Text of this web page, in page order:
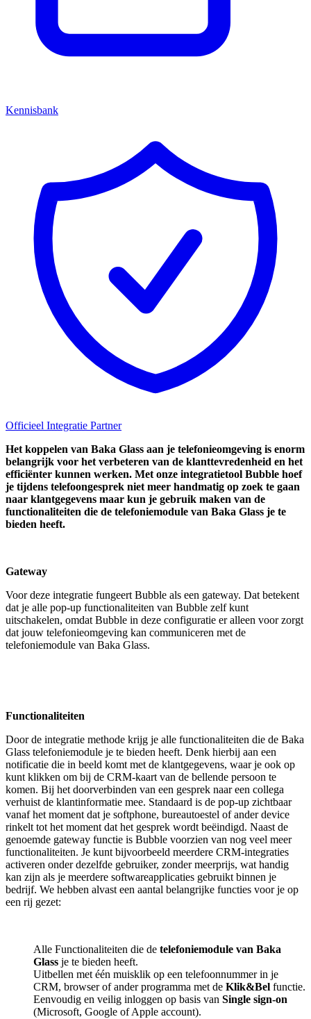
Kennisbank
Officieel Integratie Partner
Het koppelen van Baka Glass aan je telefonieomgeving is enorm
belangrijk voor het verbeteren van de klanttevredenheid en het
efficiënter kunnen werken. Met onze integratietool Bubble hoef
je tijdens telefoongesprek niet meer handmatig op zoek te gaan
naar klantgegevens maar kun je gebruik maken van de
functionaliteiten die de telefoniemodule van Baka Glass je te
bieden heeft.
Gateway
Voor deze integratie fungeert Bubble als een gateway. Dat betekent
dat je alle pop-up functionaliteiten van Bubble zelf kunt
uitschakelen, omdat Bubble in deze configuratie er alleen voor zorgt
dat jouw telefonieomgeving kan communiceren met de
telefoniemodule van Baka Glass.
Functionaliteiten
Door de integratie methode krijg je alle functionaliteiten die de Baka
Glass telefoniemodule je te bieden heeft. Denk hierbij aan een
notificatie die in beeld komt met de klantgegevens, waar je ook op
kunt klikken om bij de CRM-kaart van de bellende persoon te
komen. Bij het doorverbinden van een gesprek naar een collega
verhuist de klantinformatie mee. Standaard is de pop-up zichtbaar
vanaf het moment dat je softphone, bureautoestel of ander device
rinkelt tot het moment dat het gesprek wordt beëindigd. Naast de
genoemde gateway functie is Bubble voorzien van nog veel meer
functionaliteiten. Je kunt bijvoorbeeld meerdere CRM-integraties
activeren onder dezelfde gebruiker, zonder meerprijs, wat handig
kan zijn als je meerdere softwareapplicaties gebruikt binnen je
bedrijf. We hebben alvast een aantal belangrijke functies voor je op
een rij gezet:
Alle Functionaliteiten die de telefoniemodule van Baka
Glass je te bieden heeft.
Uitbellen met één muisklik op een telefoonnummer in je
CRM, browser of ander programma met de Klik&Bel functie.
Eenvoudig en veilig inloggen op basis van Single sign-on
(Microsoft, Google of Apple account).